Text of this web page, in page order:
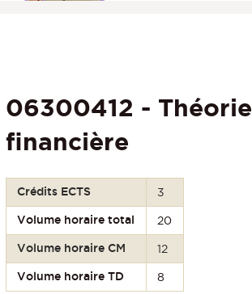
06300412 - Théorie
financière
Crédits ECTS 3
Volume horaire total 20
Volume horaire CM 12
Volume horaire TD 8